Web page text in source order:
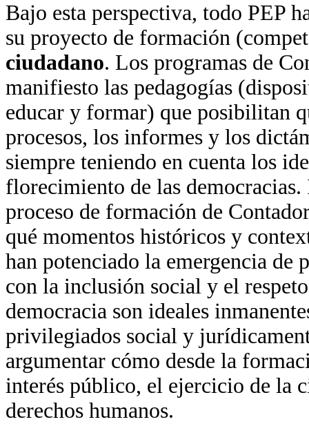
Bajo esta perspectiva, todo PEP
su proyecto de formación
ciudadano. Los programas de
manifiesto las pedagogías
educar y formar) que posibilitan
procesos, los informes y los
siempre teniendo en cuenta los
florecimiento de las
proceso de formación de
qué momentos históricos y
han potenciado la emergencia
con la inclusión social y el
democracia son ideales
privilegiados social y
argumentar cómo desde la
interés público, el ejercicio de la
derechos humanos.